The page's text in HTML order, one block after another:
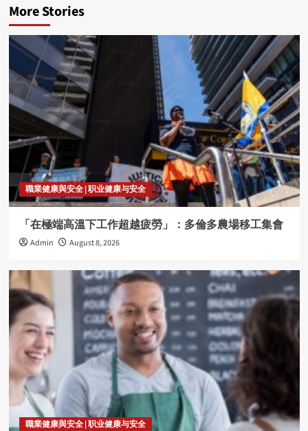
More Stories
職業健康與安全 | 职业健康与安全
「在極端高溫下工作超越疲勞」：多倫多農場移工集會
Admin August 8, 2026
職業健康與安全 | 职业健康与安全